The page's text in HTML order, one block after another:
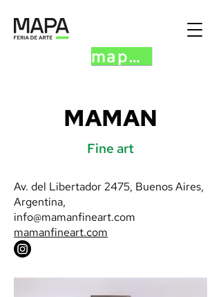
mapa.art
MAMAN
Fine art
Av. del Libertador 2475, Buenos Aires,
Argentina,
info@mamanfineart.com
mamanfineart.com